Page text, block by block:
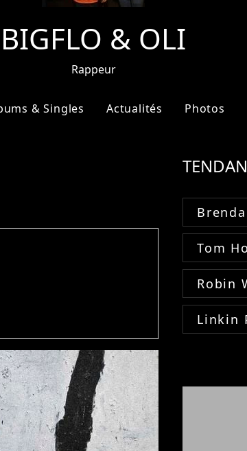
BIGFLO & OLI
Rappeur
& Singles Actualités Photos
Tom
Robin
Linkin